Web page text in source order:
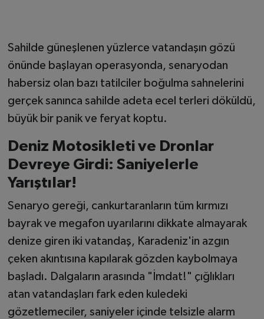
Sahilde güneşlenen yüzlerce vatandaşın gözü
önünde başlayan operasyonda, senaryodan
habersiz olan bazı tatilciler boğulma sahnelerini
gerçek sanınca sahilde adeta ecel terleri döküldü,
büyük bir panik ve feryat koptu.
Deniz Motosikleti ve Dronlar
Devreye Girdi: Saniyelerle
Yarıştılar!
Senaryo gereği, cankurtaranların tüm kırmızı
bayrak ve megafon uyarılarını dikkate almayarak
denize giren iki vatandaş, Karadeniz'in azgın
çeken akıntısına kapılarak gözden kaybolmaya
başladı. Dalgaların arasında "İmdat!" çığlıkları
atan vatandaşları fark eden kuledeki
gözetlemeciler, saniyeler içinde telsizle alarm